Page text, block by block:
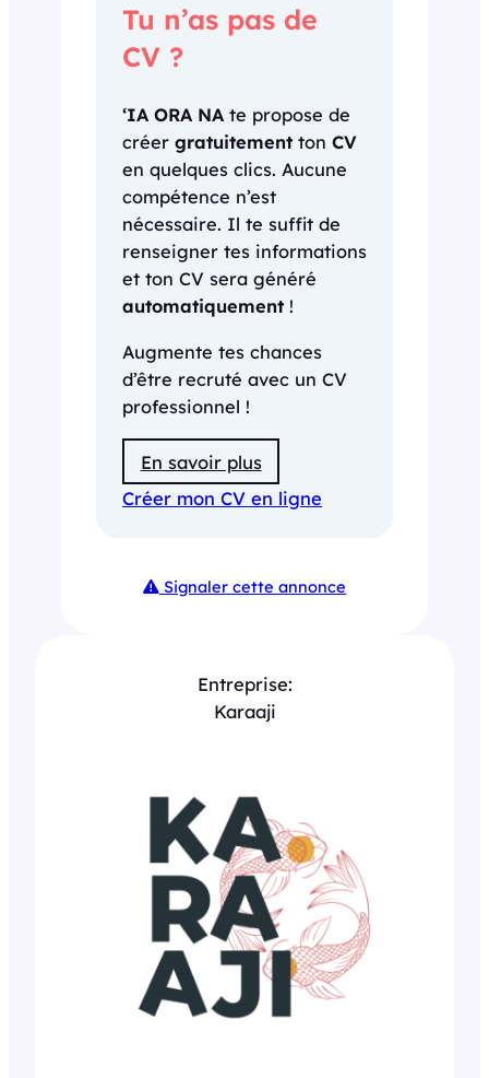
Tu n’as pas de
CV ?
‘IA ORA NA te propose de
créer gratuitementton CV
en quelques clics. Aucune
compétence n’est
nécessaire. Il te suffit de
renseigner tes informations
et ton CV sera généré
automatiquement!
Augmente tes chances
d’être recruté avec un CV
professionnel !
En savoir plus
Créer mon CV en ligne
Signaler cette annonce
Entreprise:
Karaaji